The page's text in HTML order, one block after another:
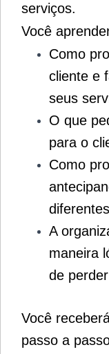
serviços.
Você
Como
cliente e
seus
O que
para o
Como
A
maneira
de
Você
passo a